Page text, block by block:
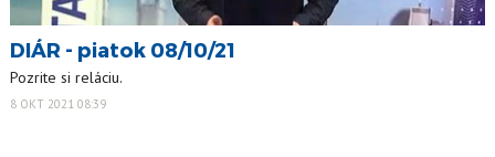
DIÁR - piatok 08/10/21
Pozrite si reláciu.
8 OKT 2021 08:39